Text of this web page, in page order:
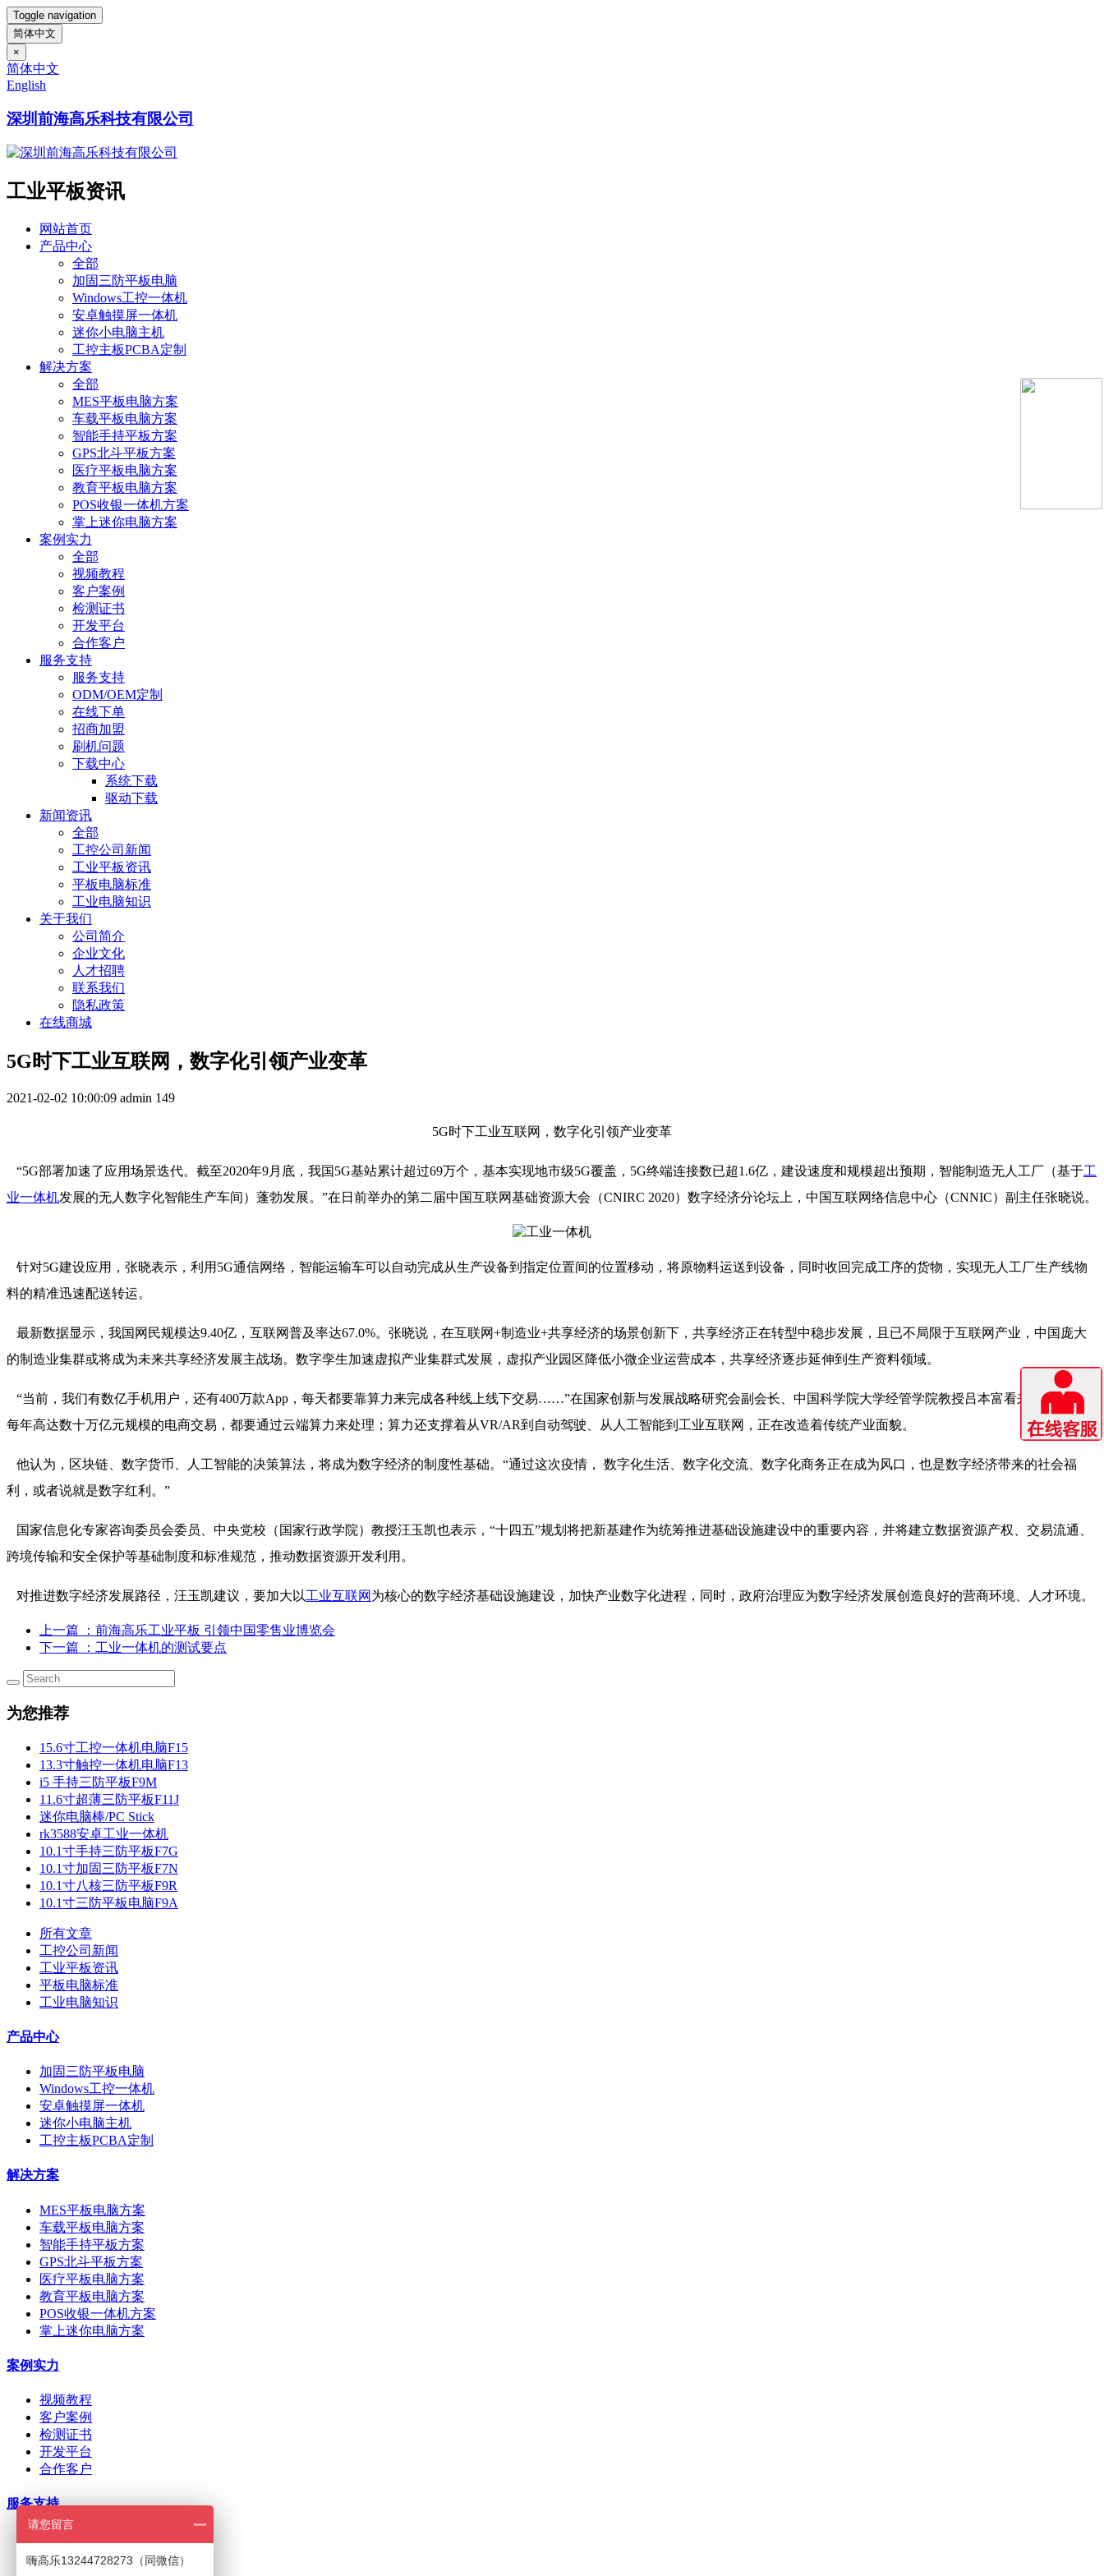
Toggle navigation
简体中文
×
简体中文
English
深圳前海高乐科技有限公司
工业平板资讯
网站首页
产品中心
全部
加固三防平板电脑
Windows工控一体机
安卓触摸屏一体机
迷你小电脑主机
工控主板PCBA定制
解决方案
全部
MES平板电脑方案
车载平板电脑方案
智能手持平板方案
GPS北斗平板方案
医疗平板电脑方案
教育平板电脑方案
POS收银一体机方案
掌上迷你电脑方案
案例实力
全部
视频教程
客户案例
检测证书
开发平台
合作客户
服务支持
服务支持
ODM/OEM定制
在线下单
招商加盟
刷机问题
下载中心
系统下载
驱动下载
新闻资讯
全部
工控公司新闻
工业平板资讯
平板电脑标准
工业电脑知识
关于我们
公司简介
企业文化
人才招聘
联系我们
隐私政策
在线商城
​5G时下工业互联网，数字化引领产业变革
2021-02-02 10:00:09 admin 149
5G时下工业互联网，数字化引领产业变革
“5G部署加速了应用场景迭代。截至2020年9月底，我国5G基站累计超过69万个，基本实现地市级5G覆盖，5G终端连接数已超1.6亿，建设速度和规模超出预期，智能制造无人工厂（基于工
业一体机发展的无人数字化智能生产车间）蓬勃发展。”在日前举办的第二届中国互联网基础资源大会（CNIRC 2020）数字经济分论坛上，中国互联网络信息中心（CNNIC）副主任张晓说。
针对5G建设应用，张晓表示，利用5G通信网络，智能运输车可以自动完成从生产设备到指定位置间的位置移动，将原物料运送到设备，同时收回完成工序的货物，实现无人工厂生产线物
料的精准迅速配送转运。
最新数据显示，我国网民规模达9.40亿，互联网普及率达67.0%。张晓说，在互联网+制造业+共享经济的场景创新下，共享经济正在转型中稳步发展，且已不局限于互联网产业，中国庞大
的制造业集群或将成为未来共享经济发展主战场。数字孪生加速虚拟产业集群式发展，虚拟产业园区降低小微企业运营成本，共享经济逐步延伸到生产资料领域。
“当前，我们有数亿手机用户，还有400万款App，每天都要靠算力来完成各种线上线下交易……”在国家创新与发展战略研究会副会长、中国科学院大学经管学院教授吕本富看来，这背后，
每年高达数十万亿元规模的电商交易，都要通过云端算力来处理；算力还支撑着从VR/AR到自动驾驶、从人工智能到工业互联网，正在改造着传统产业面貌。
他认为，区块链、数字货币、人工智能的决策算法，将成为数字经济的制度性基础。“通过这次疫情， 数字化生活、数字化交流、数字化商务正在成为风口，也是数字经济带来的社会福
利，或者说就是数字红利。”
国家信息化专家咨询委员会委员、中央党校（国家行政学院）教授汪玉凯也表示，“十四五”规划将把新基建作为统筹推进基础设施建设中的重要内容，并将建立数据资源产权、交易流通、
跨境传输和安全保护等基础制度和标准规范，推动数据资源开发利用。
对推进数字经济发展路径，汪玉凯建议，要加大以工业互联网 为核心的数字经济基础设施建设，加快产业数字化进程，同时，政府治理应为数字经济发展创造良好的营商环境、人才环境。
上一篇
：前海高乐工业平板 引领中国零售业博览会
下一篇
：工业一体机的测试要点
为您推荐
15.6寸工控一体机电脑F15
13.3寸触控一体机电脑F13
i5 手持三防平板F9M
11.6寸超薄三防平板F11J
迷你电脑棒/PC Stick
rk3588安卓工业一体机
10.1寸手持三防平板F7G
10.1寸加固三防平板F7N
10.1寸八核三防平板F9R
10.1寸三防平板电脑F9A
所有文章
工控公司新闻
工业平板资讯
平板电脑标准
工业电脑知识
产品中心
加固三防平板电脑
Windows工控一体机
安卓触摸屏一体机
迷你小电脑主机
工控主板PCBA定制
解决方案
MES平板电脑方案
车载平板电脑方案
智能手持平板方案
GPS北斗平板方案
医疗平板电脑方案
教育平板电脑方案
POS收银一体机方案
掌上迷你电脑方案
案例实力
视频教程
客户案例
检测证书
开发平台
合作客户
服务支持
在线下单
请您留言
嗨高乐13244728273（同微信）